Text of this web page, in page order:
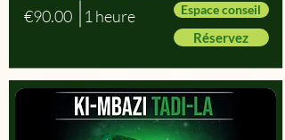
€90.00 1 heure Espace conseil
Réservez